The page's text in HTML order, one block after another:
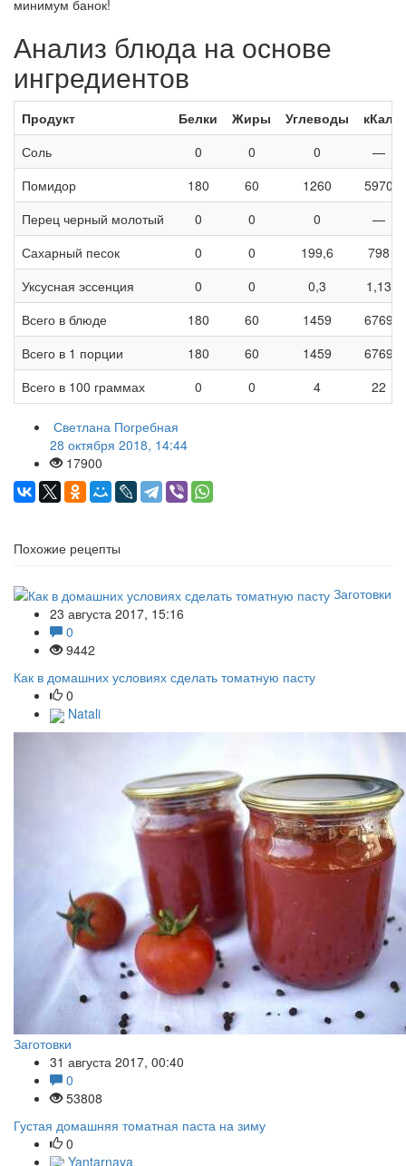
минимум банок!
Анализ блюда на основе
ингредиентов
Продукт Белки Жиры Углеводы
кКал
Соль
0 0 0
—
Помидор
180 60 1260
5970
Перец черный молотый
0 0 0
—
Сахарный песок
0 0 199,6
798
Уксусная эссенция
0 0 0,3
1,13
Всего в блюде
180 60 1459
6769
Всего в 1 порции
180 60 1459
6769
Всего в 100 граммах
0 0 4 22
Светлана Погребная
28 октября 2018, 14:44
17900
Похожие рецепты
Заготовки
23 августа 2017, 15:16
0
9442
Как в домашних условиях сделать томатную пасту
0
Natali
Заготовки
31 августа 2017, 00:40
0
53808
Густая домашняя томатная паста на зиму
0
Yantarnaya